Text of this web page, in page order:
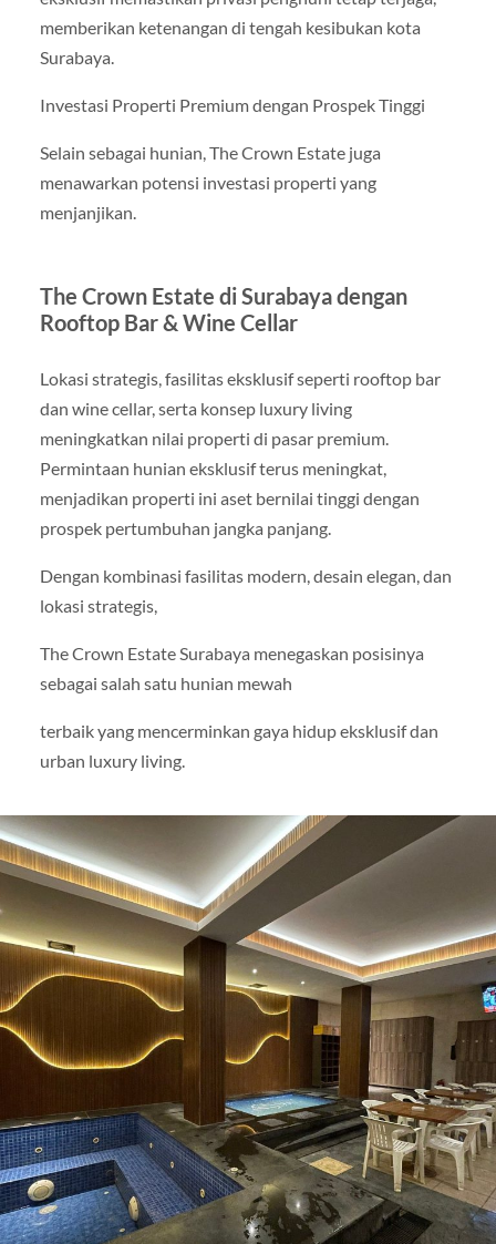
memberikan ketenangan di tengah kesibukan kota
Surabaya.
Investasi Properti Premium dengan Prospek Tinggi
Selain sebagai hunian, The Crown Estate juga
menawarkan potensi investasi properti yang
menjanjikan.
The Crown Estate di Surabaya dengan
Rooftop Bar & Wine Cellar
Lokasi strategis, fasilitas eksklusif seperti rooftop bar
dan wine cellar, serta konsep luxury living
meningkatkan nilai properti di pasar premium.
Permintaan hunian eksklusif terus meningkat,
menjadikan properti ini aset bernilai tinggi dengan
prospek pertumbuhan jangka panjang.
Dengan kombinasi fasilitas modern, desain elegan, dan
lokasi strategis,
The Crown Estate Surabaya menegaskan posisinya
sebagai salah satu hunian mewah
terbaik yang mencerminkan gaya hidup eksklusif dan
urban luxury living.